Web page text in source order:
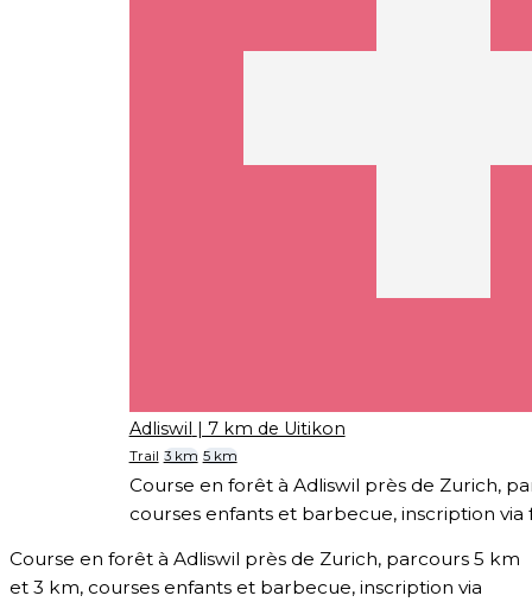
Adliswil | 7 km de Uitikon
Trail 3 km 5 km
Course en forêt à Adliswil près de Zurich,
courses enfants et barbecue, inscription via
Course en forêt à Adliswil près de Zurich, parcours 5 km
et 3 km, courses enfants et barbecue, inscription via